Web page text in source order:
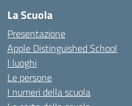
La Scuola
Presentazione
Apple Distinguished School
I luoghi
Le persone
I numeri della scuola